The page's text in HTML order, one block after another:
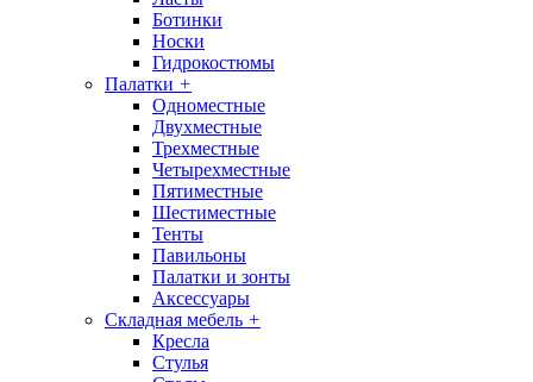
Ботинки
Носки
Гидрокостюмы
Палатки +
Одноместные
Двухместные
Трехместные
Четырехместные
Пятиместные
Шестиместные
Тенты
Павильоны
Палатки и зонты
Аксессуары
Складная мебель +
Кресла
Стулья